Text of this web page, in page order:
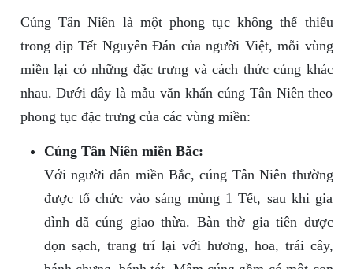
Cúng Tân Niên là một phong tục không thể thiếu
trong dịp Tết Nguyên Đán của người Việt, mỗi vùng
miền lại có những đặc trưng và cách thức cúng khác
nhau. Dưới đây là mẫu văn khấn cúng Tân Niên theo
phong tục đặc trưng của các vùng miền:
Cúng Tân Niên miền Bắc:
Với người dân miền Bắc, cúng Tân Niên thường
được tổ chức vào sáng mùng 1 Tết, sau khi gia
đình đã cúng giao thừa. Bàn thờ gia tiên được
dọn sạch, trang trí lại với hương, hoa, trái cây,